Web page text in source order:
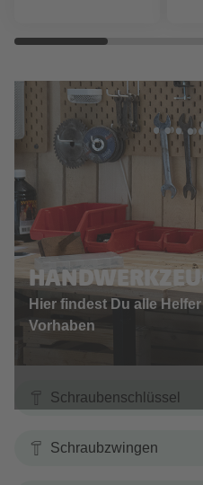
Hier findest Du alle
Vorhaben
Schraubenschlüssel
Schraubzwingen